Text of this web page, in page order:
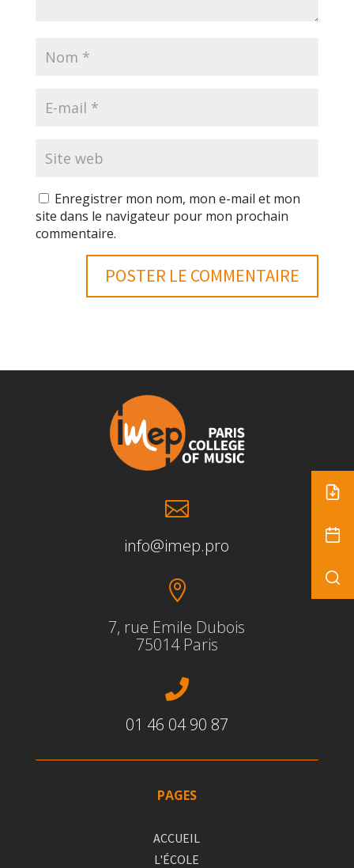
Enregistrer mon nom, mon e-mail et mon
site dans le navigateur pour mon prochain
commentaire.

info@imep.pro

7, rue Emile Dubois
75014 Paris

01 46 04 90 87
PAGES
ACCUEIL
L'ÉCOLE